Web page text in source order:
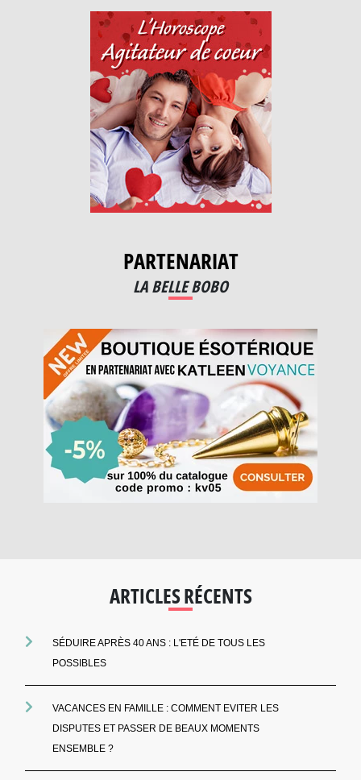
PARTENARIAT
LA BELLE BOBO
ARTICLES RÉCENTS
SÉDUIRE APRÈS 40 ANS : L'ETÉ DE TOUS LES
POSSIBLES
VACANCES EN FAMILLE : COMMENT EVITER LES
DISPUTES ET PASSER DE BEAUX MOMENTS
ENSEMBLE ?